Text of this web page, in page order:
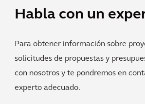
Habla con un
Para obtener información sobre
solicitudes de propuestas y
con nosotros y te pondremos en
experto adecuado.